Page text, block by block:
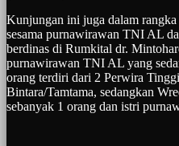
Kunjungan ini juga dalam
sesama purnawirawan TNI AL
berdinas di Rumkital dr.
purnawirawan TNI AL yang
orang terdiri dari 2 Perwira
Bintara/Tamtama, sedangkan
sebanyak 1 orang dan istri